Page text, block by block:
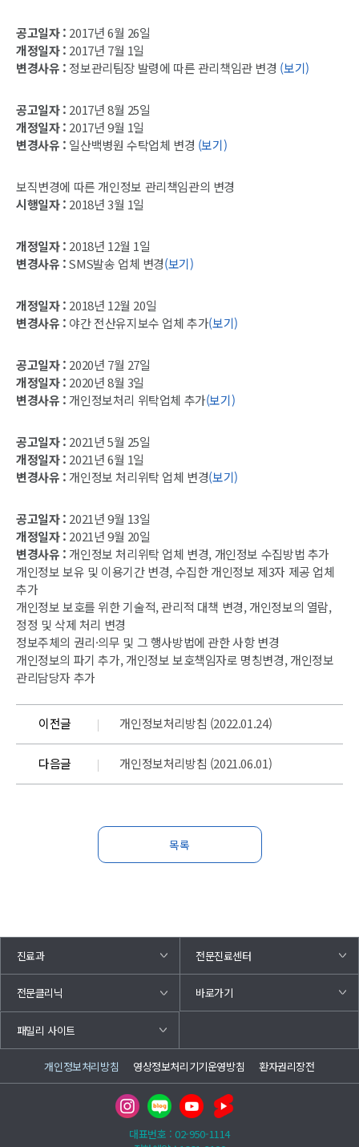
공고일자 : 2017년 6월 26일
개정일자 : 2017년 7월 1일
변경사유 : 정보관리팀장 발령에 따른 관리책임관 변경 (보기)
공고일자 : 2017년 8월 25일
개정일자 : 2017년 9월 1일
변경사유 : 일산백병원 수탁업체 변경 (보기)
보직변경에 따른 개인정보 관리책임관의 변경
시행일자 : 2018년 3월 1일
개정일자 : 2018년 12월 1일
변경사유 :SMS발송 업체 변경(보기)
개정일자 : 2018년 12월 20일
변경사유 : 야간 전산유지보수 업체 추가(보기)
공고일자 : 2020년 7월 27일
개정일자 : 2020년 8월 3일
변경사유 : 개인정보처리 위탁업체 추가(보기)
공고일자 : 2021년 5월 25일
개정일자 : 2021년 6월 1일
변경사유 : 개인정보 처리위탁 업체 변경(보기)
공고일자 : 2021년 9월 13일
개정일자 : 2021년 9월 20일
변경사유 : 개인정보 처리위탁 업체 변경, 개인정보 수집방법 추가
개인정보 보유 및 이용기간 변경, 수집한 개인정보 제3자 제공 업체
추가
개인정보 보호를 위한 기술적, 관리적 대책 변경, 개인정보의 열람,
정정 및 삭제 처리 변경
정보주체의 권리·의무 및 그 행사방법에 관한 사항 변경
개인정보의 파기 추가, 개인정보 보호책임자로 명칭변경, 개인정보
관리담당자 추가
이전글 개인정보처리방침 (2022.01.24)
다음글 개인정보처리방침 (2021.06.01)
목록
진료과 전문진료센터
전문클리닉 바로가기
패밀리 사이트
개인정보처리방침 영상정보처리기기운영방침 환자권리장전
대표번호 : 02-950-1114